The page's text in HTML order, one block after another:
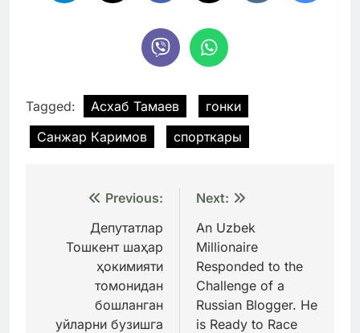
Tagged: Асхаб Тамаев
гонки
Санжар Каримов
спорткары
Навигация
записям
Previous:
Депутатлар
Тошкент шаҳар
ҳокимияти
томонидан
бошланган
уйларни бузишга
Next:
An Uzbek
Millionaire
Responded to the
Challenge of a
Russian Blogger. He
is Ready to Race